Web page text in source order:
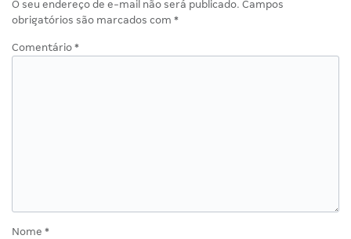
O seu endereço de e-mail não será publicado. Campos
obrigatórios são marcados com *
Comentário *
Nome *